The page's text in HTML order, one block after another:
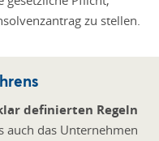
zu stellen.
definierten Regeln
auch das Unternehmen